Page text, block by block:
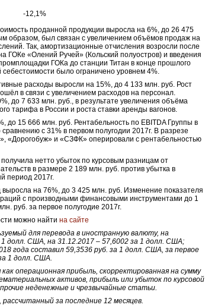
-12,1%
проданной продукции выросла на 6%, до 26 475
образом, был связан с увеличением объёмов продаж на
Так, амортизационные отчисления возросли после
ГОКе «Олений Ручей» (Кольский полуостров) и введения
ГОКа до станции Титан в конце прошлого
было ограничено уровнем 4%.
расходы выросли на 15%, до 4 133 млн. руб. Рост
в связи с увеличением расходов на персонал.
до 7 633 млн. руб., в результате увеличения объёма
тарифа в России и роста ставки аренды вагонов.
до 15 666 млн. руб. Рентабельность по EBITDA Группы в
с 31% в первом полугодии 2017г. В разрезе
«Дорогобуж» и «СЗФК» оперировали с рентабельностью
нетто убыток по курсовым разницам от
в размере 2 189 млн. руб. против убытка в
период 2017г.
на 76%, до 3 425 млн. руб. Изменение показателя
с производными финансовыми инструментами до 1
руб. за первое полугодие 2017г.
можно найтина сайте
для перевода в иностранную валюту, на
1 долл. США, на 31.12.2017 – 57,6002 за 1 долл. США;
года составил 59,3536 руб. за 1 долл. США, за первое
1 долл. США.
операционная прибыль, скорректированная на сумму
активов, прибыль или убыток по курсовой
неденежные и чрезвычайные статьи.
рассчитанный за последние 12 месяцев.